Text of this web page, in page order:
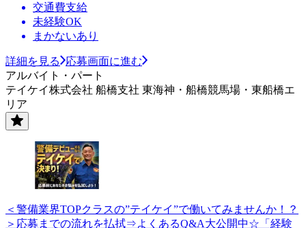
交通費支給
未経験OK
まかないあり
詳細を見る
応募画面に進む
アルバイト・パート
テイケイ株式会社 船橋支社 東海神・船橋競馬場・東船橋エ
リア
＜警備業界TOPクラスの”テイケイ”で働いてみませんか！？
＞応募までの流れを払拭⇒よくあるQ&A大公開中☆「経験